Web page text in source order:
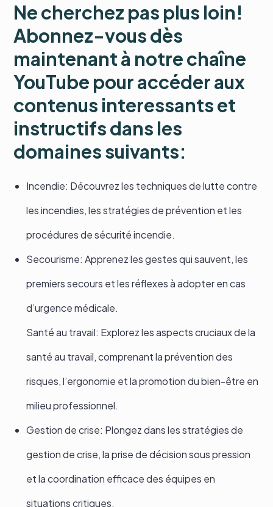
Ne cherchez pas plus loin!
Abonnez-vous dès
maintenant à notre chaîne
YouTube pour accéder aux
contenus interessants et
instructifs dans les
domaines suivants:
Incendie: Découvrez les techniques de lutte contre
les incendies, les stratégies de prévention et les
procédures de sécurité incendie.
Secourisme: Apprenez les gestes qui sauvent, les
premiers secours et les réflexes à adopter en cas
d’urgence médicale.
Santé au travail: Explorez les aspects cruciaux de la
santé au travail, comprenant la prévention des
risques, l’ergonomie et la promotion du bien-être en
milieu professionnel.
Gestion de crise: Plongez dans les stratégies de
gestion de crise, la prise de décision sous pression
et la coordination efficace des équipes en
situations critiques.